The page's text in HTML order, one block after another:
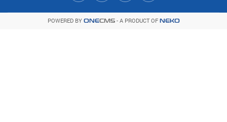
POWERED BY ONECMS- A PRODUCT OF NEKO